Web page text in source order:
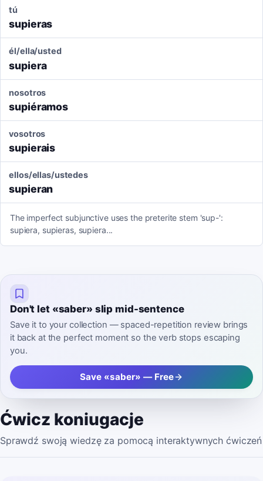
tú
supieras
él/ella/usted
supiera
nosotros
supiéramos
vosotros
supierais
ellos/ellas/ustedes
supieran
The imperfect subjunctive uses the preterite stem 'sup-':
supiera, supieras, supiera...
Don't let «saber» slip mid-sentence
Save it to your collection — spaced-repetition review brings
it back at the perfect moment so the verb stops escaping
you.
Save «saber» — Free
Ćwicz koniugacje
Sprawdź swoją wiedzę za pomocą interaktywnych ćwiczeń